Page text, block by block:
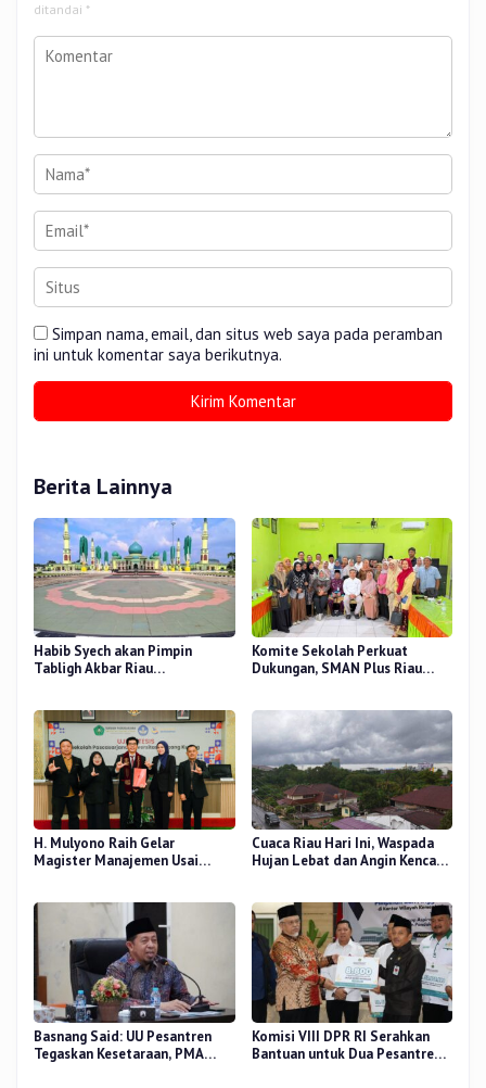
ditandai *
Simpan nama, email, dan situs web saya pada peramban
ini untuk komentar saya berikutnya.
Berita Lainnya
Habib Syech akan Pimpin
Tabligh Akbar Riau
Komite Sekolah Perkuat
Dukungan, SMAN Plus Riau
H. Mulyono Raih Gelar
Magister Manajemen Usai
Cuaca Riau Hari Ini, Waspada
Hujan Lebat dan Angin Kencang
Basnang Said: UU Pesantren
Tegaskan Kesetaraan, PMA
Komisi VIII DPR RI Serahkan
Bantuan untuk Dua Pesantren